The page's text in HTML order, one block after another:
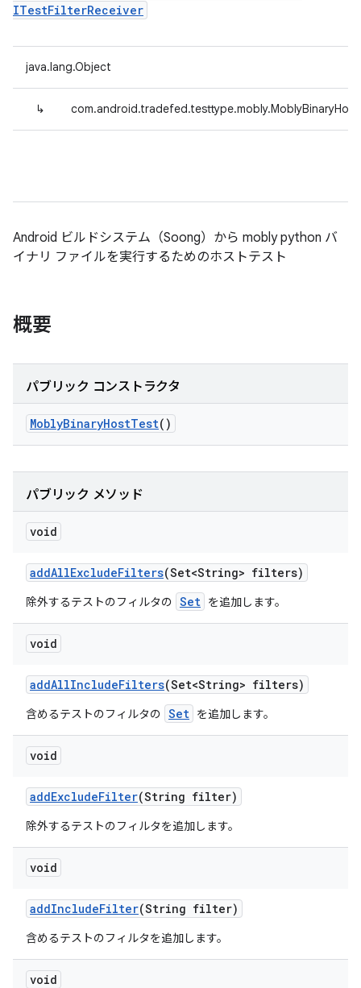
ITestFilterReceiver
java.lang.Object
↳
Android ビルドシステム（Soong）から mobly python バ
イナリ ファイルを実行するためのホストテスト
概要
パブリック コンストラクタ
MoblyBinaryHostTest()
パブリック メソッド
void
addAllExcludeFilters(Set<String> filters)
除外するテストのフィルタの Set を追加します。
void
addAllIncludeFilters(Set<String> filters)
含めるテストのフィルタの Set を追加します。
void
addExcludeFilter(String filter)
除外するテストのフィルタを追加します。
void
addIncludeFilter(String filter)
含めるテストのフィルタを追加します。
void